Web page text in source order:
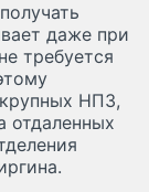
даже при
требуется
НПЗ,
отдаленных